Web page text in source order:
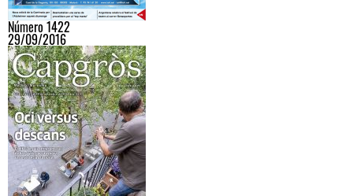
Número 1422
29/09/2016